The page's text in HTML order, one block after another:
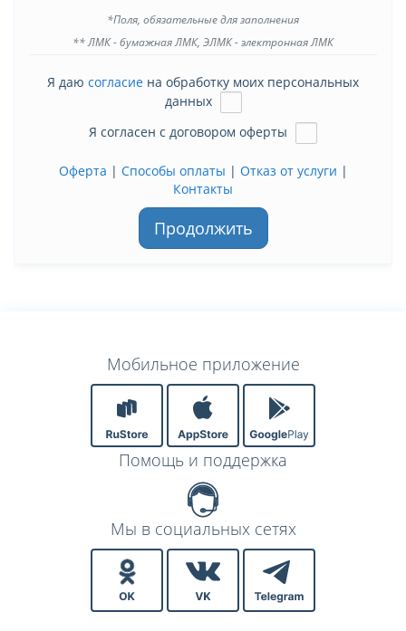
*Поля, обязательные для заполнения
** ЛМК - бумажная ЛМК, ЭЛМК - электронная ЛМК
Я даю согласие на обработку моих персональных
данных
Я согласен с договором оферты
Оферта | Способы оплаты | Отказ от услуги |
Контакты
Продолжить
Мобильное приложение
Помощь и поддержка
Мы в социальных сетях